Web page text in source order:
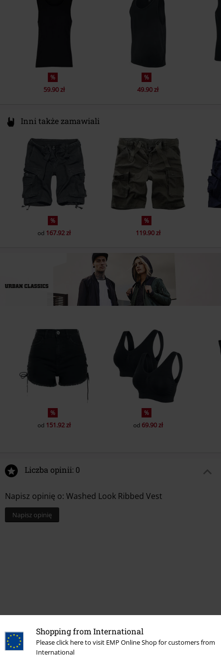
Shopping from International
Please click here to visit EMP Online Shop for customers from
International
service@urbanclassics.com
%
59.90 zł
%
49.90 zł
Inni także zamawiali
%
od 167.92 zł
%
119.90 zł
%
od 151.92 zł
%
od 69.90 zł
Liczba opinii: 0
Napisz opinię o: Washed Look Ribbed Vest
Napisz opinię
Ostatnia wizyta